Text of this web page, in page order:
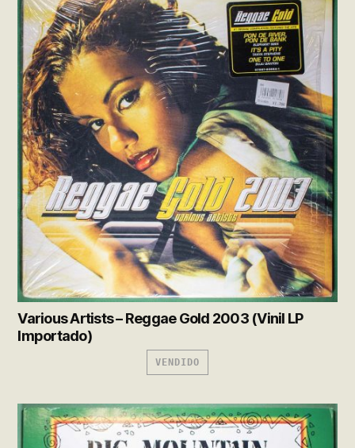
Various Artists – Reggae Gold 2003 (Vinil LP
Importado)
VENDIDO